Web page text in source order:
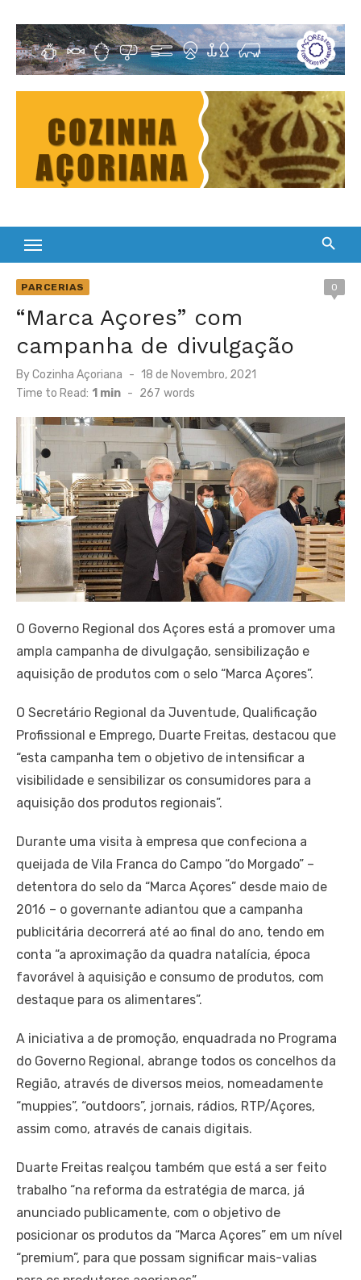
content
Cultura Gastronómica dos Açores
PARCERIAS 0
“Marca Açores” com
campanha de divulgação
ByCozinha Açoriana
Posted
on
18 de Novembro, 2021
Time to Read: 1 min - 267 words
O Governo Regional dos Açores está a promover uma
ampla campanha de divulgação, sensibilização e
aquisição de produtos com o selo “Marca Açores”.
O Secretário Regional da Juventude, Qualificação
Profissional e Emprego, Duarte Freitas, destacou que
“esta campanha tem o objetivo de intensificar a
visibilidade e sensibilizar os consumidores para a
aquisição dos produtos regionais”.
Durante uma visita à empresa que confeciona a
queijada de Vila Franca do Campo “do Morgado” –
detentora do selo da “Marca Açores” desde maio de
2016 – o governante adiantou que a campanha
publicitária decorrerá até ao final do ano, tendo em
conta “a aproximação da quadra natalícia, época
favorável à aquisição e consumo de produtos, com
destaque para os alimentares”.
A iniciativa a de promoção, enquadrada no Programa
do Governo Regional, abrange todos os concelhos da
Região, através de diversos meios, nomeadamente
“muppies”, “outdoors”, jornais, rádios, RTP/Açores,
assim como, através de canais digitais.
Duarte Freitas realçou também que está a ser feito
trabalho “na reforma da estratégia de marca, já
anunciado publicamente, com o objetivo de
posicionar os produtos da “Marca Açores” em um nível
“premium”, para que possam significar mais-valias